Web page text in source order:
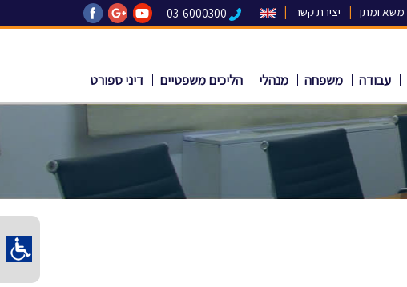
משא ומתן | יצירת קשר |
עבודה משפחה מנהלי הליכים משפטיים דיני ספורט